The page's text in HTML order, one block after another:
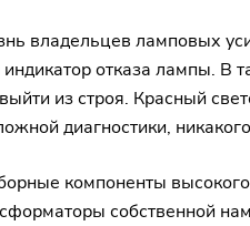
владельцев ламповых
отказа лампы. В
из строя. Красный
диагностики,
компоненты
собственной